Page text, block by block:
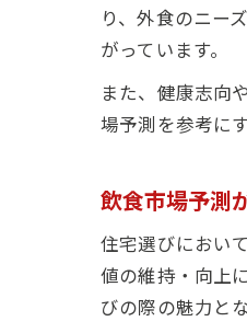
り、外食のニー
がっています。
また、健康志向
場予測を参考に
飲食市場予測
住宅選びにおい
値の維持・向上
びの際の魅力と